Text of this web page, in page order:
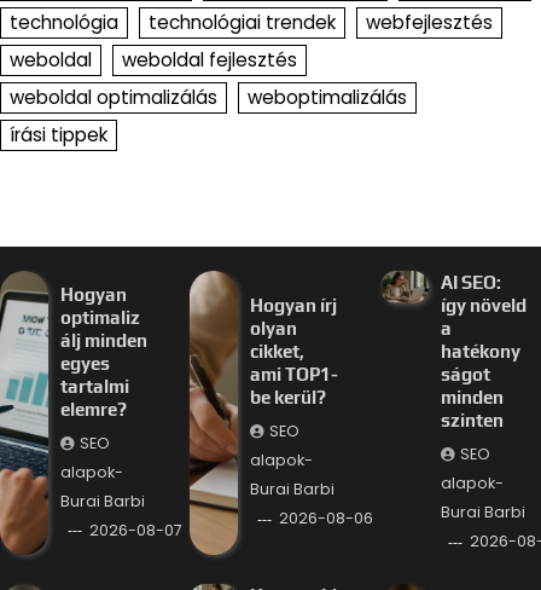
technológia
technológiai trendek
webfejlesztés
weboldal
weboldal fejlesztés
weboldal optimalizálás
weboptimalizálás
írási tippek
Hogyan
optimaliz
álj minden
egyes
tartalmi
elemre?
SEO
alapok-
Burai Barbi
2026-08-07
Hogyan írj
olyan
cikket,
ami TOP1-
be kerül?
SEO
alapok-
Burai Barbi
2026-08-06
AI SEO:
így növeld
a
hatékony
ságot
minden
szinten
SEO
alapok-
Burai Barbi
2026-